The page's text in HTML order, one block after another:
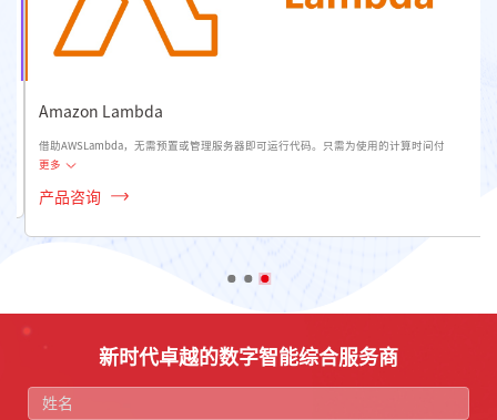
Amazon Lambda
借助AWSLambda，无需预置或管理服务器即可运行代码。只需为使用的计算时间付
更多
产品咨询
新时代卓越的数字智能综合服务商